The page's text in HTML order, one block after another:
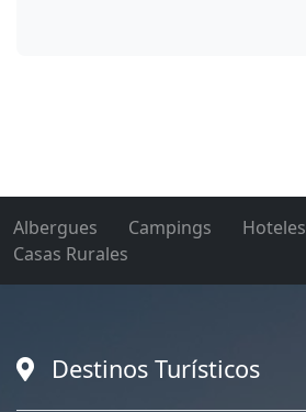
Albergues Campings
Casas Rurales
Destinos Turísticos